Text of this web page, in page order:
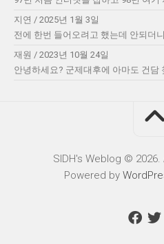
지연 / 2025년 1월 3일
전에 한번 들어오려고 했는데 안되더
재원 / 2023년 10월 24일
안녕하세요? 군제대후에 아마도 건담
SIDH′s Weblog ©
Powered by